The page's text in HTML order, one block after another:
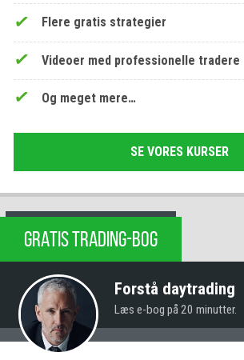
Flere gratis strategier
Videoer med professionelle tradere
Og meget mere…
SE VORES KURSER
GRATIS TRADING-BOG
Forstå daytrading
Læs e-bog på 20 minutter.